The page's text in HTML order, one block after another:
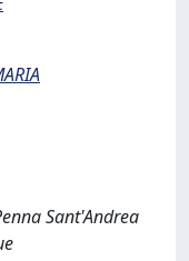
Sant'Andrea